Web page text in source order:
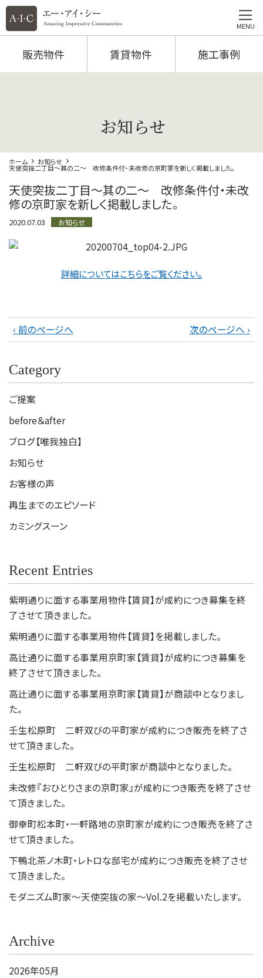
MENU
販売物件 賃貸物件 施工事例
お知らせ
ホーム お知らせ
天使突抜二丁目～其の二～ 改修条件付・未改修の京町家を新しく掲載しました。
天使突抜二丁目～其の二～ 改修条件付・未改
修の京町家を新しく掲載しました。
2020.07.03 お知らせ
詳細についてはこちらをご覧ください。
‹ 前のページへ 次のページへ ›
Category
ご提案
before＆after
ブログ【唯我独白】
お知らせ
お客様の声
再生までのエピソード
カミングスーン
Recent Entries
紫明通りに面する事業用物件【賃貸】が成約につき募集を終
了させて頂きました。
紫明通りに面する事業用物件【賃貸】を掲載しました。
高辻通りに面する事業用京町家【賃貸】が成約につき募集を
終了させて頂きました。
高辻通りに面する事業用京町家【賃貸】が商談中となりまし
た。
壬生松原町 二軒双びの平町家が成約につき販売を終了さ
せて頂きました。
壬生松原町 二軒双びの平町家が商談中となりました。
未改修『おひとりさまの京町家』が成約につき販売を終了させ
て頂きました。
御幸町松本町・一軒路地の京町家が成約につき販売を終了さ
せて頂きました。
下鴨北茶ノ木町・レトロな邸宅が成約につき販売を終了させ
て頂きました。
モダニズム町家～天使突抜の家～Vol.2を掲載いたします。
Archive
2026年05月